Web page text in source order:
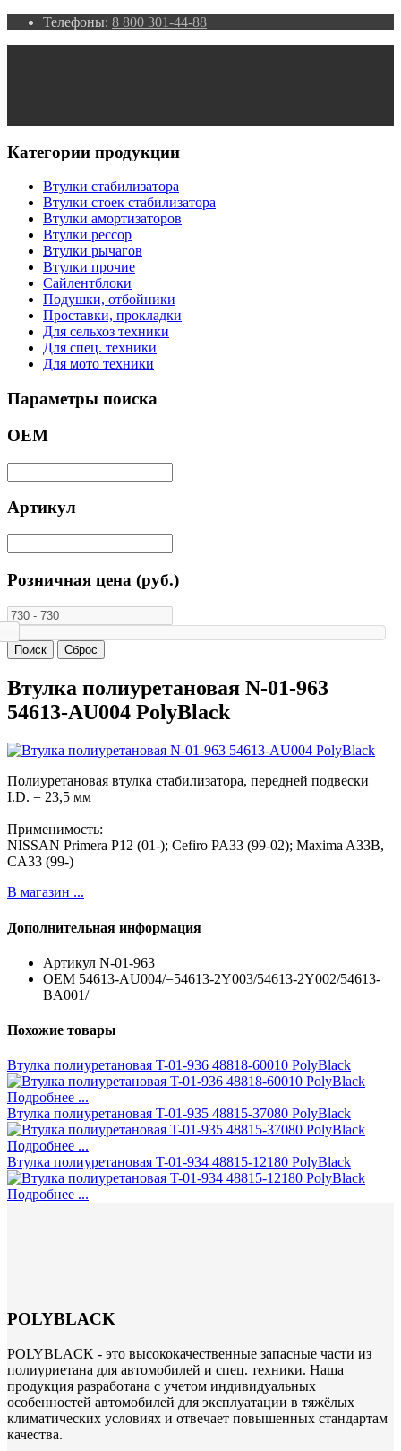
Телефоны: 8 800 301-44-88
Категории продукции
Втулки стабилизатора
Втулки стоек стабилизатора
Втулки амортизаторов
Втулки рессор
Втулки рычагов
Втулки прочие
Сайлентблоки
Подушки, отбойники
Проставки, прокладки
Для сельхоз техники
Для спец. техники
Для мото техники
Параметры поиска
ОЕМ
Артикул
Розничная цена (руб.)
Втулка полиуретановая N-01-963
54613-AU004 PolyBlack
Полиуретановая втулка стабилизатора, передней подвески
I.D. = 23,5 мм
Применимость:
NISSAN Primera P12 (01-); Cefiro PA33 (99-02); Maxima A33B,
CA33 (99-)
В магазин ...
Дополнительная информация
Артикул N-01-963
ОЕМ 54613-AU004/=54613-2Y003/54613-2Y002/54613-
BA001/
Похожие товары
Втулка полиуретановая T-01-936 48818-60010 PolyBlack
Подробнее ...
Втулка полиуретановая T-01-935 48815-37080 PolyBlack
Подробнее ...
Втулка полиуретановая T-01-934 48815-12180 PolyBlack
Подробнее ...
POLYBLACK
POLYBLACK - это высококачественные запасные части из
полиуриетана для автомобилей и спец. техники. Наша
продукция разработана с учетом индивидуальных
особенностей автомобилей для эксплуатации в тяжёлых
климатических условиях и отвечает повышенных стандартам
качества.